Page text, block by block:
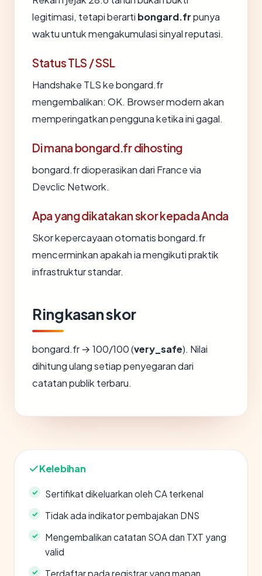
legitimasi, tetapi berarti bongard.frpunya
waktu untuk mengakumulasi sinyal reputasi.
Status TLS / SSL
Handshake TLS ke bongard.fr
mengembalikan: OK. Browser modern akan
memperingatkan pengguna ketika ini gagal.
Di mana bongard.fr dihosting
bongard.fr dioperasikan dari France via
Devclic Network.
Apa yang dikatakan skor kepada Anda
Skor kepercayaan otomatis bongard.fr
mencerminkan apakah ia mengikuti praktik
infrastruktur standar.
Ringkasan skor
bongard.fr → 100/100 (very_safe). Nilai
dihitung ulang setiap penyegaran dari
catatan publik terbaru.
Kelebihan
Sertifikat dikeluarkan oleh CA terkenal
Tidak ada indikator pembajakan DNS
Mengembalikan catatan SOA dan TXT yang
valid
Terdaftar pada registrar yang mapan